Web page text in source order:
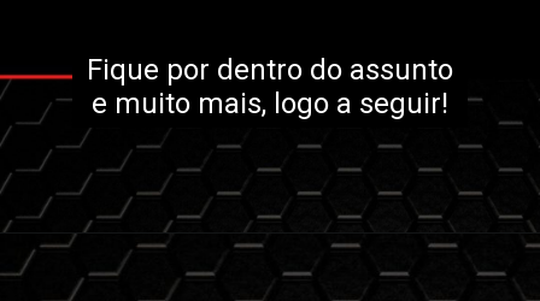
Fique por dentro do assunto
e muito mais, logo a seguir!